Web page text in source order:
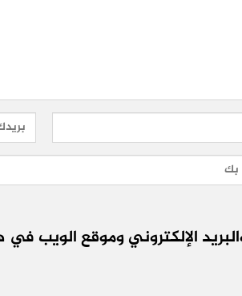
الإلكتروني وموقع الويب في